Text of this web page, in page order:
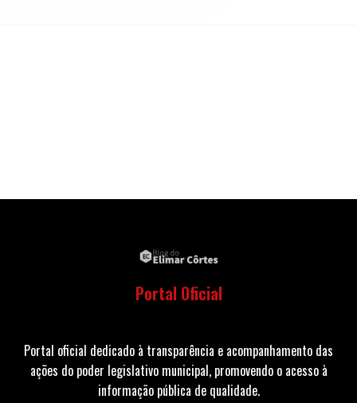
Portal Oficial
Portal oficial dedicado à transparência e acompanhamento das
ações do poder legislativo municipal, promovendo o acesso à
informação pública de qualidade.